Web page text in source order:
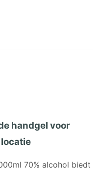
handgel voor
70% alcohol biedt